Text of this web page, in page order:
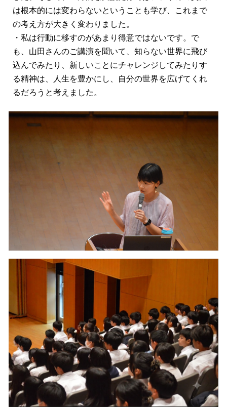
は根本的には変わらないということも学び、これまで
の考え方が大きく変わりました。
・私は行動に移すのがあまり得意ではないです。で
も、山田さんのご講演を聞いて、知らない世界に飛び
込んでみたり、新しいことにチャレンジしてみたりす
る精神は、人生を豊かにし、自分の世界を広げてくれ
るだろうと考えました。